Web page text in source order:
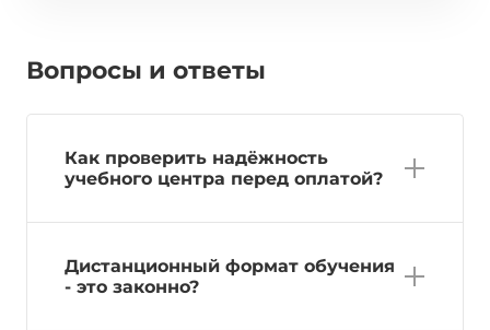
Вопросы и ответы
Как проверить надёжность
учебного центра перед оплатой?
Дистанционный формат обучения
- это законно?